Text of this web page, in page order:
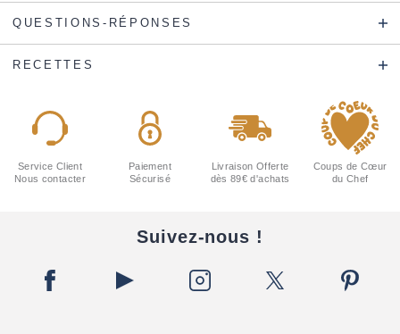
QUESTIONS-RÉPONSES
RECETTES
Service Client
Nous contacter
Paiement
Sécurisé
Livraison Offerte
dès 89€ d'achats
Coups de Cœur
du Chef
Suivez-nous !